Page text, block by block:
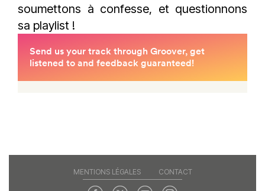
soumettons à confesse, et questionnons
sa playlist !
MENTIONS LÉGALES CONTACT